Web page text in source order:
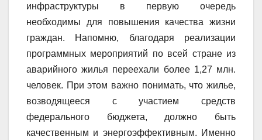
инфраструктуры в первую очередь
необходимы для повышения качества жизни
граждан. Напомню, благодаря реализации
программных мероприятий по всей стране из
аварийного жилья переехали более 1,27 млн.
человек. При этом важно понимать, что жилье,
возводящееся с участием средств
федерального бюджета, должно быть
качественным и энергоэффективным. Именно